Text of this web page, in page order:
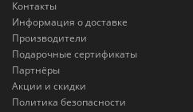
Контакты
Информация о доставке
Производители
Подарочные сертификаты
Партнёры
Акции и скидки
Политика безопасности